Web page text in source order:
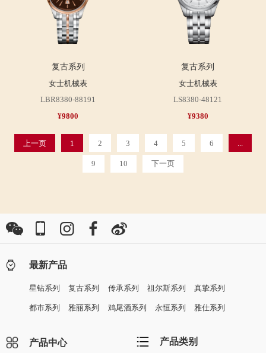
复古系列
女士机械表
LBR8380-88191
¥9800
复古系列
女士机械表
LS8380-48121
¥9380
上一页 1 2 3 4 5 6
9 10 下一页
最新产品
星钻系列 复古系列 传承系列 祖尔斯系列 真挚系列
都市系列 雅丽系列 鸡尾酒系列 永恒系列 雅仕系列
产品中心 产品类别